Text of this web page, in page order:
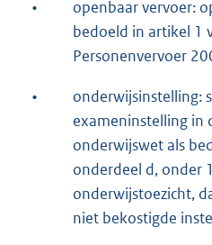
•
openbaar vervoer:
bedoeld in artikel 1
Personenvervoer
•
onderwijsinstelling:
exameninstelling in
onderwijswet als
onderdeel d, onder
onderwijstoezicht,
niet bekostigde